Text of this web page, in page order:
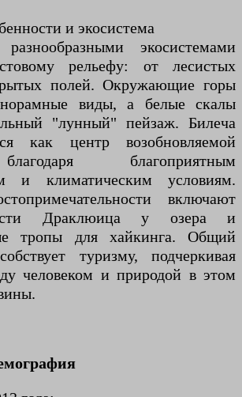
и экосистема
экосистемами
рельефу: от лесистых
полей. Окружающие горы
виды, а белые скалы
"лунный" пейзаж. Билеча
как центр возобновляемой
благоприятным
и климатическим условиям.
включают
Драклюица у озера и
тропы для хайкинга. Общий
туризму, подчеркивая
человеком и природой в этом